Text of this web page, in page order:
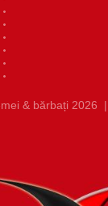
& bărbați 2026 |